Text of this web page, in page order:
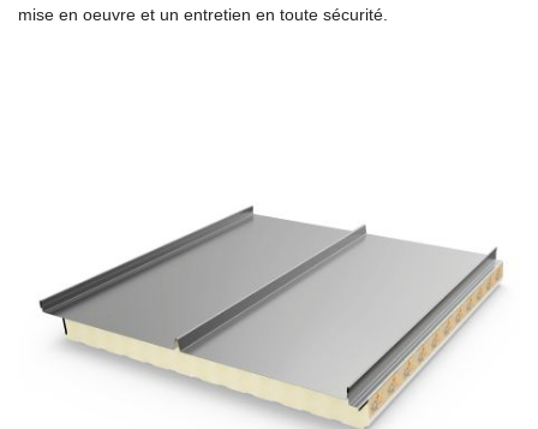
mise en oeuvre et un entretien en toute sécurité.